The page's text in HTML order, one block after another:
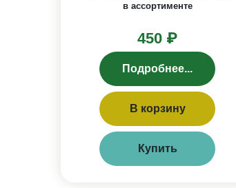
в ассортименте
450 ₽
Подробнее...
В корзину
Купить